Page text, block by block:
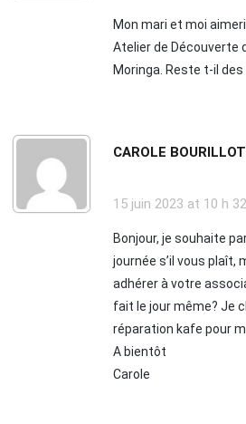
Mon mari et moi
Atelier de Découverte
Moringa. Reste t-il
CAROLE BOURILLOT
15 juin 2023 at 10 h
Bonjour, je souhaite
journée s’il vous plaît,
adhérer à votre
fait le jour même? Je
réparation kafe pour
A bientôt
Carole